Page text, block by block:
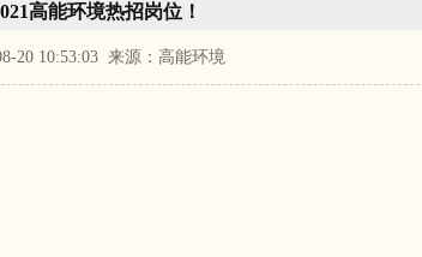
高能环境热招岗位！
20 10:53:03 来源：高能环境